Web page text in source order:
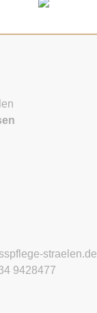
straelen.de
9428477‬